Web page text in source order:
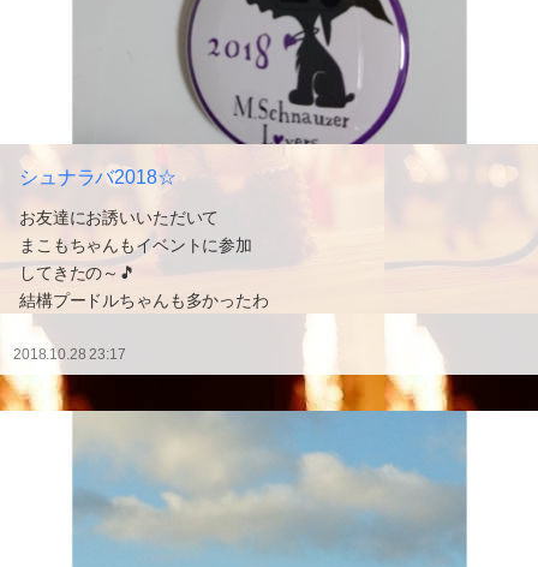
シュナラバ2018☆
お友達にお誘いいただいて
まこもちゃんもイベントに参加
してきたの～🎵
結構プードルちゃんも多かったわ
2018.10.28 23:17